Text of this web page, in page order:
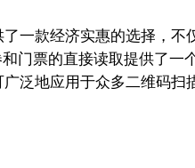
一款经济实惠的选择，
门票的直接读取提供了一
泛地应用于众多二维码